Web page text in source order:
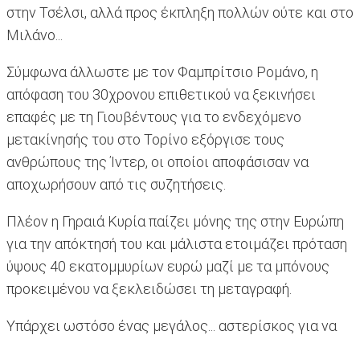
στην Τσέλσι, αλλά προς έκπληξη πολλών ούτε και στο
Μιλάνο...
Σύμφωνα άλλωστε με τον Φαμπρίτσιο Ρομάνο, η
απόφαση του 30χρονου επιθετικού να ξεκινήσει
επαφές με τη Γιουβέντους για το ενδεχόμενο
μετακίνησής του στο Τορίνο εξόργισε τους
ανθρώπους της Ίντερ, οι οποίοι αποφάσισαν να
αποχωρήσουν από τις συζητήσεις.
Πλέον η Γηραιά Κυρία παίζει μόνης της στην Ευρώπη
για την απόκτησή του και μάλιστα ετοιμάζει πρόταση
ύψους 40 εκατομμυρίων ευρώ μαζί με τα μπόνους
προκειμένου να ξεκλειδώσει τη μεταγραφή.
Υπάρχει ωστόσο ένας μεγάλος... αστερίσκος για να